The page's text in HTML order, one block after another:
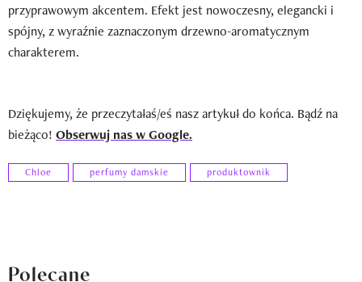
przyprawowym akcentem. Efekt jest nowoczesny, elegancki i
spójny, z wyraźnie zaznaczonym drzewno-aromatycznym
charakterem.
Dziękujemy, że przeczytałaś/eś nasz artykuł do końca. Bądź na
bieżąco! Obserwuj nas w Google.
Chloe perfumy damskie produktownik
Polecane